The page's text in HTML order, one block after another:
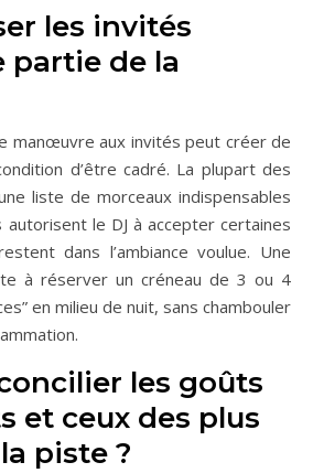
les invités
partie de la
manœuvre aux invités peut créer de
d’être cadré. La plupart des
liste de morceaux indispensables
autorisent le DJ à accepter certaines
dans l’ambiance voulue. Une
à réserver un créneau de 3 ou 4
en milieu de nuit, sans chambouler
les goûts
et ceux des plus
piste ?